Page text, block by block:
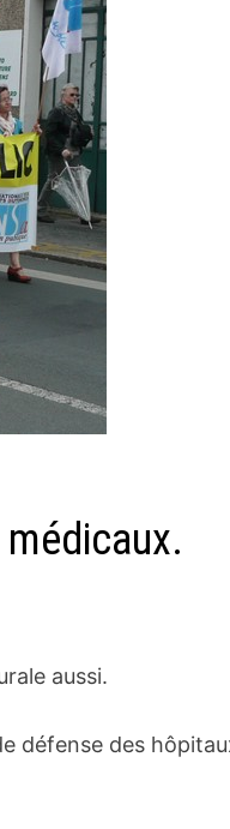
aussi.
défense des